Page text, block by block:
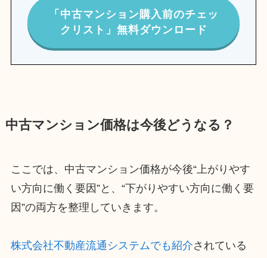
「中古マンション購入前のチェッ
クリスト」無料ダウンロード
中古マンション価格は今後どうなる？
ここでは、中古マンション価格が今後“上がりやす
い方向に働く要因”と、“下がりやすい方向に働く要
因”の両方を整理していきます。
株式会社不動産流通システムでも紹介されている